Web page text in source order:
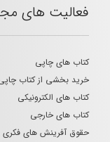
فعالیت های
کتاب های چاپی
خرید بخشی از کتاب
کتاب های الکترونیکی
کتاب های خارجی
حقوق آفرینش های فکری